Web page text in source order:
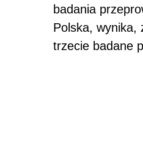
badania
Polska, wynika,
trzecie badane